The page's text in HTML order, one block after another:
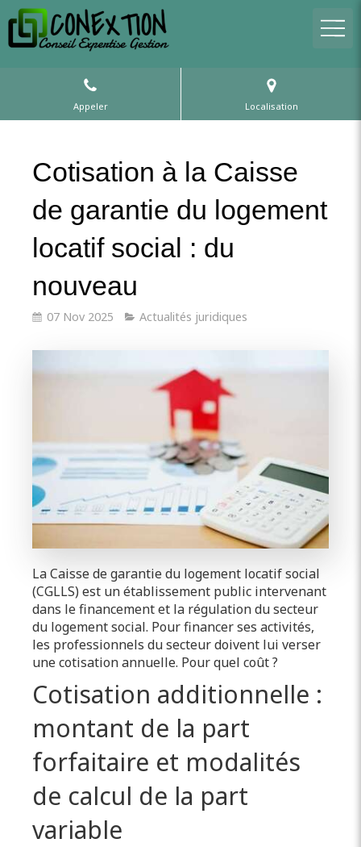
Appeler Localisation
Cotisation à la Caisse
de garantie du logement
locatif social : du
nouveau
07 Nov 2025 Actualités juridiques
La Caisse de garantie du logement locatif social
(CGLLS) est un établissement public intervenant
dans le financement et la régulation du secteur
du logement social. Pour financer ses activités,
les professionnels du secteur doivent lui verser
une cotisation annuelle. Pour quel coût ?
Cotisation additionnelle :
montant de la part
forfaitaire et modalités
de calcul de la part
variable